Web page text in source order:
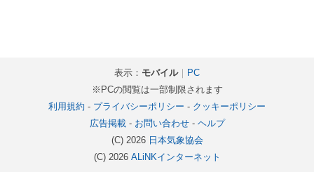
表示： モバイル｜
PC
※PCの閲覧は一部制限されます
利用規約 - プライバシーポリシー - クッキーポリシー
広告掲載- お問い合わせ- ヘルプ
(C) 2026 日本気象協会
(C) 2026 ALiNKインターネット